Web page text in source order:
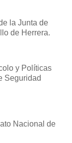
la Junta de
de Herrera.
y Políticas
Seguridad
Nacional de